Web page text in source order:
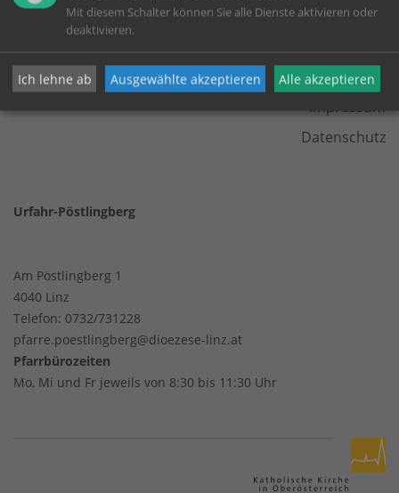
Impressum
Datenschutz
Urfahr-Pöstlingberg
Am Pöstlingberg 1
4040 Linz
Telefon: 0732/731228
pfarre.poestlingberg@dioezese-linz.at
Pfarrbürozeiten
Mo, Mi und Fr jeweils von 8:30 bis 11:30 Uhr
Mit diesem Schalter können Sie alle Dienste aktivieren oder
deaktivieren.
Ich lehne ab Ausgewählte akzeptieren Alle akzeptieren